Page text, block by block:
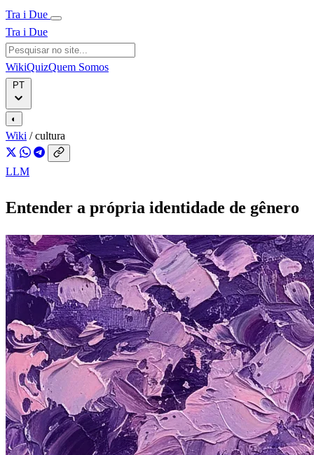
Tra i Due
Tra i Due
WikiQuizQuem Somos
◐
Wiki / cultura
LLM
Entender a própria identidade de gênero